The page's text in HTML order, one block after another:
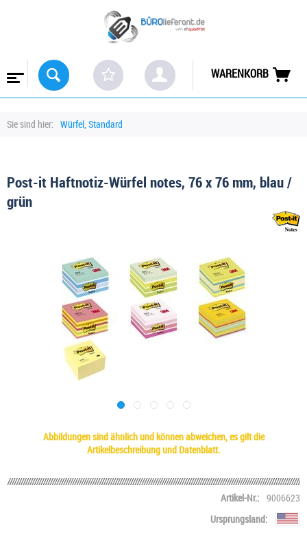
WARENKORB
Sie sind hier: Würfel, Standard
Post-it Haftnotiz-Würfel notes, 76 x 76 mm, blau /
grün
Abbildungen sind ähnlich und können abweichen, es gilt die
Artikelbeschreibung und Datenblatt.
Artikel-Nr.: 9006623
Ursprungsland: